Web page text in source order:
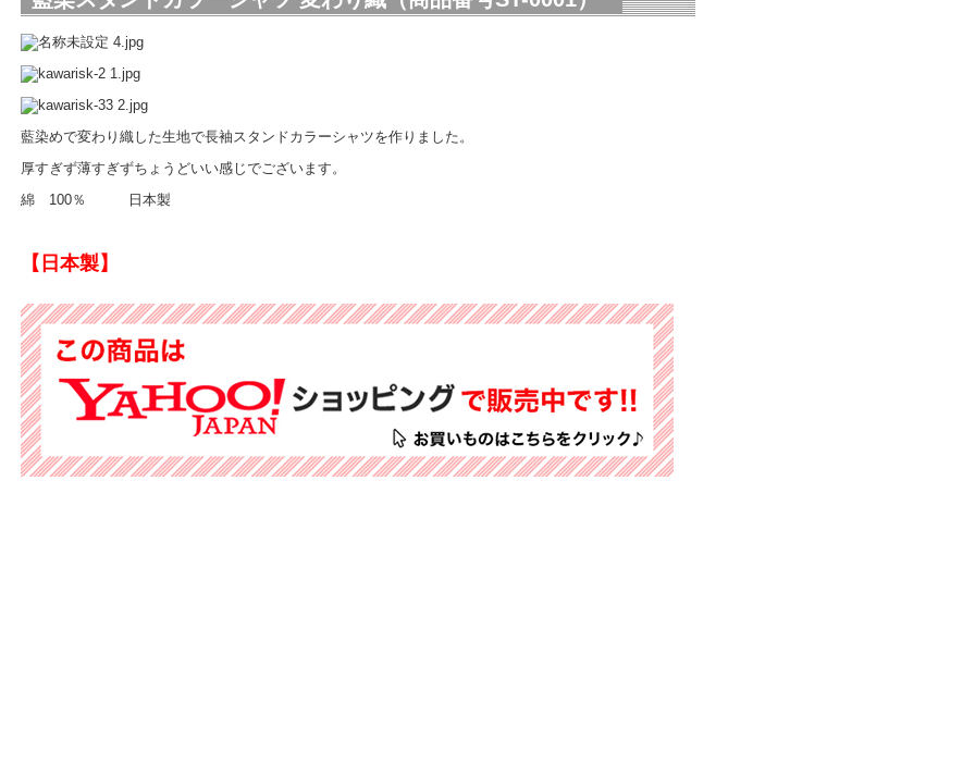
藍染めで変わり織した生地で長袖スタンドカラーシャツを作りました。
厚すぎず薄すぎずちょうどいい感じでございます。
綿 100％ 日本製
【日本製】